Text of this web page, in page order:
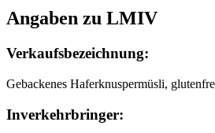
Angaben zu LMIV
Verkaufsbezeichnung:
Gebackenes Haferknuspermüsli,
Inverkehrbringer: